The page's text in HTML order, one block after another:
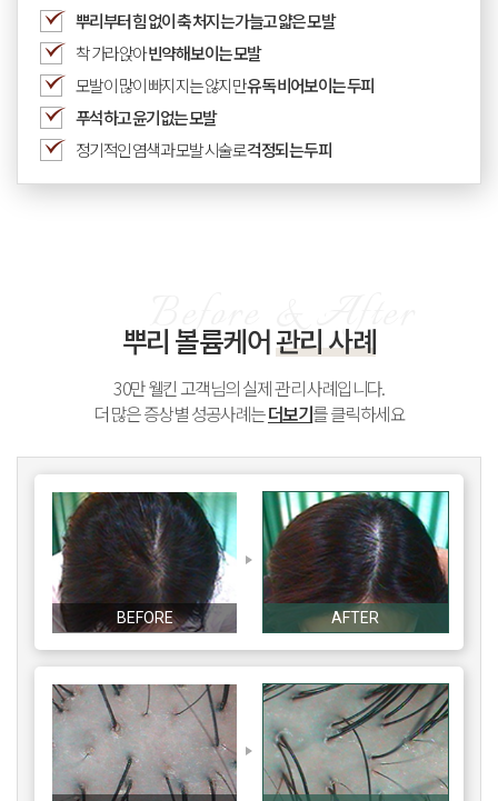
뿌리부터 힘 없이 축 처지는 가늘고 얇은 모발
착 가라앉아빈약해 보이는 모발
모발이 많이 빠지지는 않지만유독 비어보이는 두피
푸석하고 윤기없는 모발
정기적인 염색과 모발 시술로걱정되는 두피
뿌리 볼륨케어관리 사례
30만 웰킨 고객님의 실제 관리 사례입니다.
더 많은 증상별 성공사례는더보기를 클릭하세요
BEFORE AFTER